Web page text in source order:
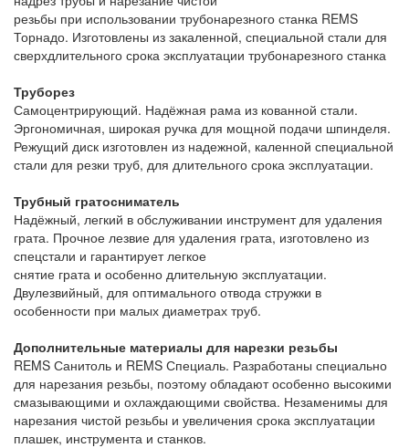
резьбы при использовании трубонарезного станка REMS
Торнадо. Изготовлены из закаленной, специальной стали для
сверхдлительного срока эксплуатации трубонарезного станка
Труборез
Самоцентрирующий. Надёжная рама из кованной стали.
Эргономичная, широкая ручка для мощной подачи шпинделя.
Режущий диск изготовлен из надежной, каленной специальной
стали для резки труб, для длительного срока эксплуатации.
Трубный гратосниматель
Надёжный, легкий в обслуживании инструмент для удаления
грата. Прочное лезвие для удаления грата, изготовлено из
спецстали и гарантирует легкое
снятие грата и особенно длительную эксплуатации.
Двулезвийный, для оптимального отвода стружки в
особенности при малых диаметрах труб.
Дополнительные материалы для нарезки резьбы
REMS Санитоль и REMS Специаль. Разработаны специально
для нарезания резьбы, поэтому обладают особенно высокими
смазывающими и охлаждающими свойства. Незаменимы для
нарезания чистой резьбы и увеличения срока эксплуатации
плашек, инструмента и станков.